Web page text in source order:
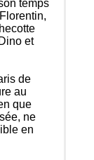
temps
et
de
au
que
ne
en